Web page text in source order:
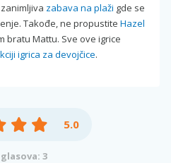
zanimljiva zabava na plaži gde se
Takođe, ne propustite Hazel
bratu Mattu. Sve ove igrice
igrica za devojčice.
5.0
3